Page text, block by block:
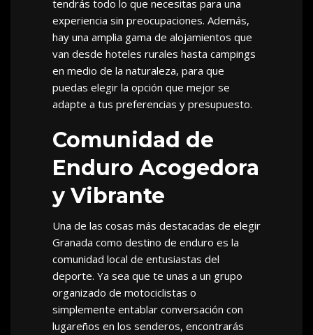
tendrás todo lo que necesitas para una
experiencia sin preocupaciones. Además,
hay una amplia gama de alojamientos que
van desde hoteles rurales hasta campings
en medio de la naturaleza, para que
puedas elegir la opción que mejor se
adapte a tus preferencias y presupuesto.
Comunidad de
Enduro Acogedora
y Vibrante
Una de las cosas más destacadas de elegir
Granada como destino de enduro es la
comunidad local de entusiastas del
deporte. Ya sea que te unas a un grupo
organizado de motociclistas o
simplemente entablar conversación con
lugareños en los senderos, encontrarás